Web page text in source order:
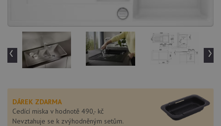
‹ ›
DÁREK ZDARMA
Cedící miska v hodnotě 490,- kč
Nevztahuje se k zvýhodněným setům.